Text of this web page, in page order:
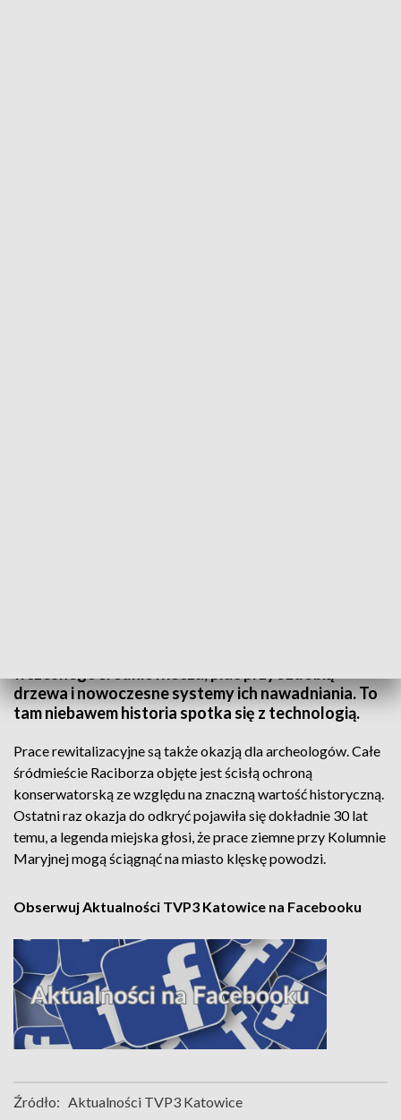
drzewa i nowoczesne systemy ich nawadniania. To
tam niebawem historia spotka się z technologią.
Prace rewitalizacyjne są także okazją dla archeologów. Całe
śródmieście Raciborza objęte jest ścisłą ochroną
konserwatorską ze względu na znaczną wartość historyczną.
Ostatni raz okazja do odkryć pojawiła się dokładnie 30 lat
temu, a legenda miejska głosi, że prace ziemne przy Kolumnie
Maryjnej mogą ściągnąć na miasto klęskę powodzi.
Obserwuj Aktualności TVP3 Katowice na Facebooku
Źródło: Aktualności TVP3 Katowice